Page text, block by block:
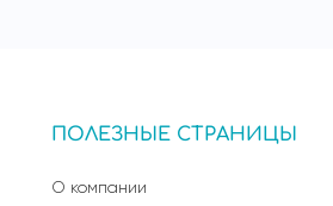
ПОЛЕЗНЫЕ СТРАНИЦЫ
О компании